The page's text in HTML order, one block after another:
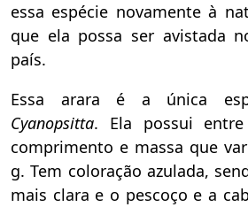
essa espécie novamente à
que ela possa ser avistada
país.
Essa arara é a única
Cyanopsitta. Ela
possui
comprimento e massa que
g. Tem coloração azulada,
mais clara e o pescoço e a